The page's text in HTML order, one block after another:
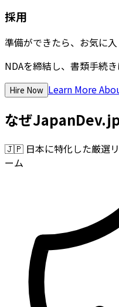
採用
準備ができたら、お気に入
NDAを締結し、書類手続
Hire Now Learn More
なぜ
🇯🇵 日本に特化した厳選
ーム